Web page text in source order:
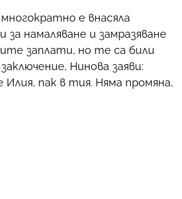
е внасяла
за намаляване и замразяване
заплати, но те са били
Нинова заяви:
Илия, пак в тия. Няма промяна,